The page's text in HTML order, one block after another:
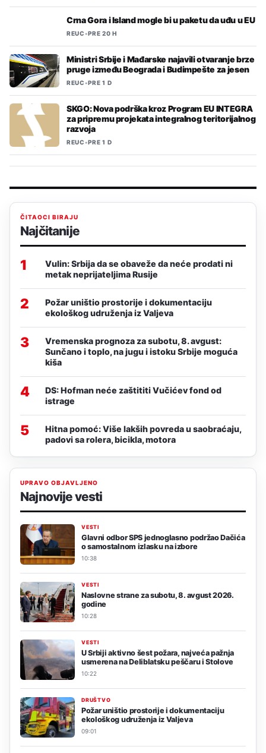
Crna Gora i Island mogle bi u paketu da uđu u EU
REUC•PRE 20 H
Ministri Srbije i Mađarske najavili otvaranje brze
pruge između Beograda i Budimpešte za jesen
REUC•PRE 1 D
SKGO: Nova podrška kroz Program EU INTEGRA
za pripremu projekata integralnog teritorijalnog
razvoja
REUC•PRE 1 D
ČITAOCI BIRAJU
Najčitanije
1
Vulin: Srbija da se obaveže da neće prodati ni
metak neprijateljima Rusije
2
Požar uništio prostorije i dokumentaciju
ekološkog udruženja iz Valjeva
3
Vremenska prognoza za subotu, 8. avgust:
Sunčano i toplo, na jugu i istoku Srbije moguća
kiša
4
DS: Hofman neće zaštititi Vučićev fond od
istrage
5
Hitna pomoć: Više lakših povreda u saobraćaju,
padovi sa rolera, bicikla, motora
UPRAVO OBJAVLJENO
Najnovije vesti
VESTI
Glavni odbor SPS jednoglasno podržao Dačića
o samostalnom izlasku na izbore
10:38
VESTI
Naslovne strane za subotu, 8. avgust 2026.
godine
10:28
VESTI
U Srbiji aktivno šest požara, najveća pažnja
usmerena na Deliblatsku peščaru i Stolove
10:22
DRUŠTVO
Požar uništio prostorije i dokumentaciju
ekološkog udruženja iz Valjeva
09:01